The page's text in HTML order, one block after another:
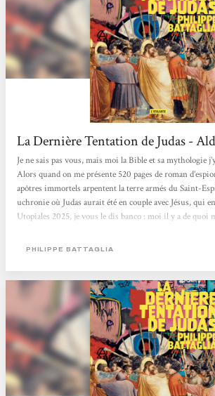
La Dernière Tentation de Judas -
Je ne sais pas vous, mais moi la Bible et sa mythologie
Alors quand on me présente 520 pages de roman
apôtres immortels arpentent la terre armés du Saint-
uchronie où Judas aurait été en couple avec Jésus, qui
Utopiales 2025, je vous le dis banco : moi il y a de quoi
Judas évoquerait tout de même difficilement autre
PHILIPPE BATTAGLIA